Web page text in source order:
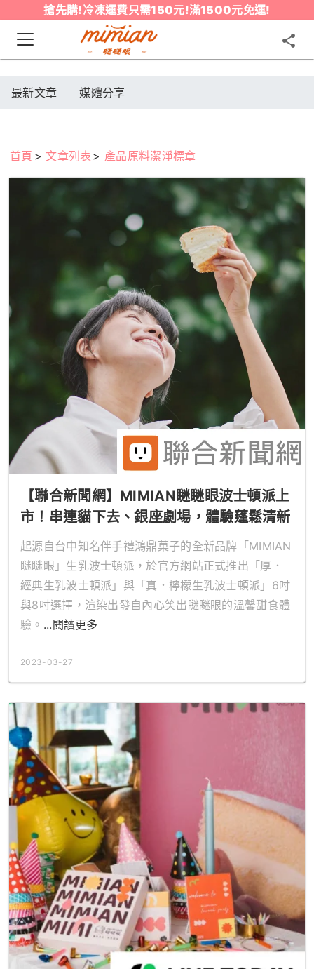
搶先購!冷凍運費只需150元!滿1500元免運!
最新文章 媒體分享
首頁 文章列表 產品原料潔淨標章
【聯合新聞網】MIMIAN瞇瞇眼波士頓派上
市！串連貓下去、銀座劇場，體驗蓬鬆清新
的療癒滋味
起源自台中知名伴手禮鴻鼎菓子的全新品牌「MIMIAN
瞇瞇眼」生乳波士頓派，於官方網站正式推出「厚．
經典生乳波士頓派」與「真．檸檬生乳波士頓派」6吋
與8吋選擇，渲染出發自內心笑出瞇瞇眼的溫馨甜食體
驗。 ...閱讀更多
2023-03-27